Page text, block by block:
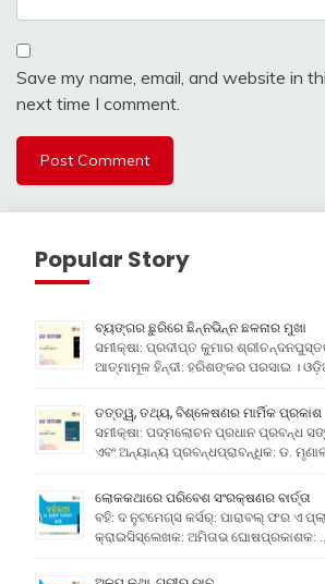
Save my name, email, and website in
next time I comment.
Popular Story
ବ୍ୟଙ୍ଗର ଛୁରିରେ ଛିନ୍ନଭିନ୍ନ ଛଳନାର ମୁଖା
ସମୀକ୍ଷା: ପ୍ରଦୀପ୍ତ କୁମାର
ଆତ୍ମାମୂଳ ହିନ୍ଦୀ: ହରିଶଙ୍କର ପରସାଇ ।
ତତ୍ତ୍ୱ, ତଥ୍ୟ, ବିଶ୍ଳେଷଣର ମାର୍ମିକ ପ୍ରକାଶ
ସମୀକ୍ଷା: ପଦ୍ମଲୋଚନ ପ୍ରଧାନ ପ୍ରବନ୍ଧ
ଏବଂ ଅନ୍ୟାନ୍ୟ ପ୍ରବନ୍ଧପ୍ରାବନ୍ଧିକ: ଡ. ମୃଣାଳ
ଲୋକକଥାରେ ପରିବେଶ ସଂରକ୍ଷଣର ବାର୍ତ୍ତା
ବହି: ଦ ନୁଟମେଗ୍ସ କର୍ସର୍: ପାରାବଲ୍ ଫର ଏ
କ୍ରାଇସିସ୍ଲେଖକ: ଅମିତାଭ ଘୋଷପ୍ରକାଶକ: …